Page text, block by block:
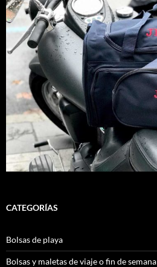
CATEGORÍAS
Bolsas de playa
Bolsas y maletas de viaje o fin de semana